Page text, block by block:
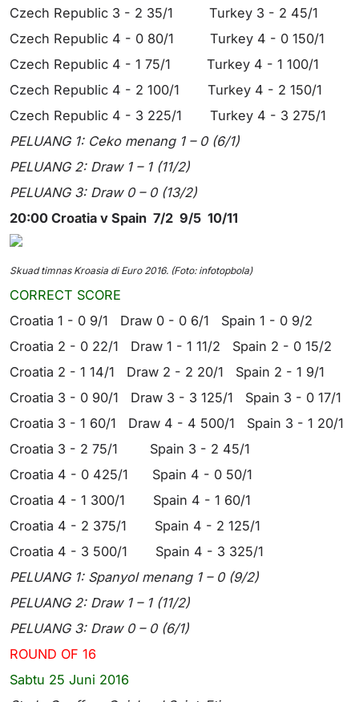
Czech Republic 3 - 2 35/1 Turkey 3 - 2 45/1
Czech Republic 4 - 0 80/1 Turkey 4 - 0 150/1
Czech Republic 4 - 1 75/1 Turkey 4 - 1 100/1
Czech Republic 4 - 2 100/1 Turkey 4 - 2 150/1
Czech Republic 4 - 3 225/1 Turkey 4 - 3 275/1
PELUANG 1: Ceko menang 1 – 0 (6/1)
PELUANG 2: Draw 1 – 1 (11/2)
PELUANG 3: Draw 0 – 0 (13/2)
20:00 Croatia v Spain 7/2 9/5 10/11
Skuad timnas Kroasia di Euro 2016. (Foto: infotopbola)
CORRECT SCORE
Croatia 1 - 0 9/1 Draw 0 - 0 6/1 Spain 1 - 0 9/2
Croatia 2 - 0 22/1 Draw 1 - 1 11/2 Spain 2 - 0 15/2
Croatia 2 - 1 14/1 Draw 2 - 2 20/1 Spain 2 - 1 9/1
Croatia 3 - 0 90/1 Draw 3 - 3 125/1 Spain 3 - 0 17/1
Croatia 3 - 1 60/1 Draw 4 - 4 500/1 Spain 3 - 1 20/1
Croatia 3 - 2 75/1 Spain 3 - 2 45/1
Croatia 4 - 0 425/1 Spain 4 - 0 50/1
Croatia 4 - 1 300/1 Spain 4 - 1 60/1
Croatia 4 - 2 375/1 Spain 4 - 2 125/1
Croatia 4 - 3 500/1 Spain 4 - 3 325/1
PELUANG 1: Spanyol menang 1 – 0 (9/2)
PELUANG 2: Draw 1 – 1 (11/2)
PELUANG 3: Draw 0 – 0 (6/1)
ROUND OF 16
Sabtu 25 Juni 2016